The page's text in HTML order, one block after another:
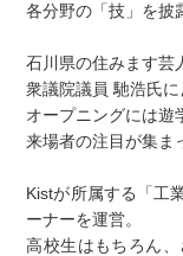
各分野の「技」を披
石川県の住みます芸
衆議院議員 馳浩氏に
オープニングには遊
来場者の注目が集ま
Kistが所属する「工
ーナーを運営。
高校生はもちろん